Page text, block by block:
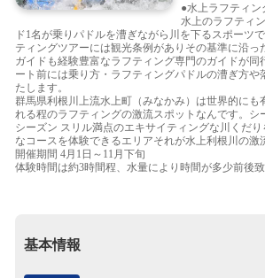
●水上ラフティン
水上のラフティ
ド1名が乗りパドルを漕ぎながら川を下るスポーツ
ティングツアーには観光条例がありその基準に沿
ガイドも経験豊富なラフティング専門のガイドが
ート前には乗り方・ラフティングパドルの漕ぎ方
たします。
群馬県利根川上流水上町（みなかみ）は世界的にも
れる程のラフティングの激流スポットなんです。シ
シーズン スリル満点のエキサイティングな川くだ
なコースを体験できるエリアそれが水上利根川の激
開催期間 4月1日～11月下旬
体験時間は約3時間程、水量により時間が多少前後致
基本情報